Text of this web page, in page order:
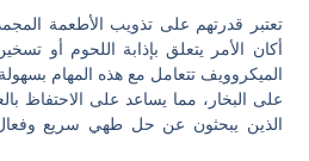
تعتبر قدرتهم على تذويب الأطعمة
أكان الأمر يتعلق بإذابة اللحوم أو
الميكروويف تتعامل مع هذه المهام
على البخار، مما يساعد على الاحتفاظ
الذين يبحثون عن حل طهي سريع